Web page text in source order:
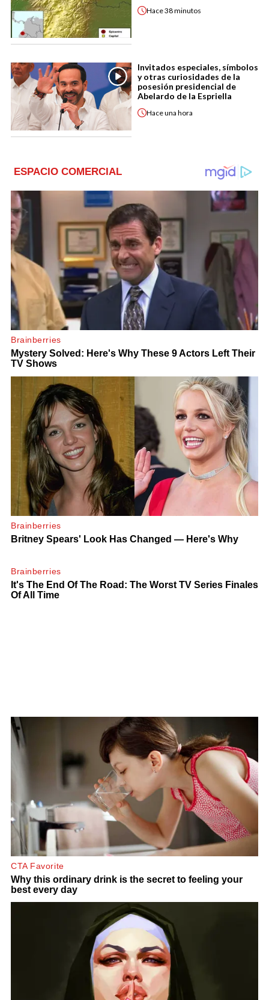
Hace38 minutos
Invitados especiales, símbolos
y otras curiosidades de la
posesión presidencial de
Abelardo de la Espriella
Haceuna hora